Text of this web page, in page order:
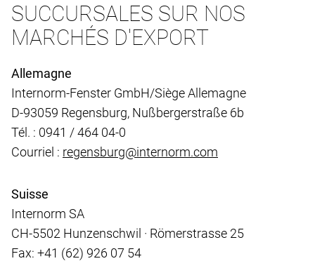
SUCCURSALES SUR NOS
MARCHÉS D'EXPORT
Allemagne
Internorm-Fenster GmbH/Siège Allemagne
D-93059 Regensburg, Nußbergerstraße 6b
Tél. : 0941 / 464 04-0
Courriel : regensburg@internorm.com
Suisse
Internorm SA
CH-5502 Hunzenschwil · Römerstrasse 25
Fax: +41 (62) 926 07 54